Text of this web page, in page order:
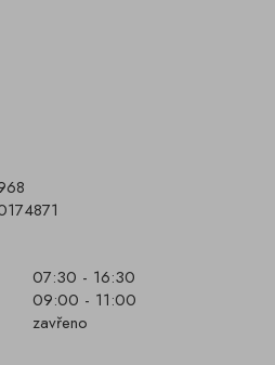
07:30 - 16:30
09:00 - 11:00
zavřeno